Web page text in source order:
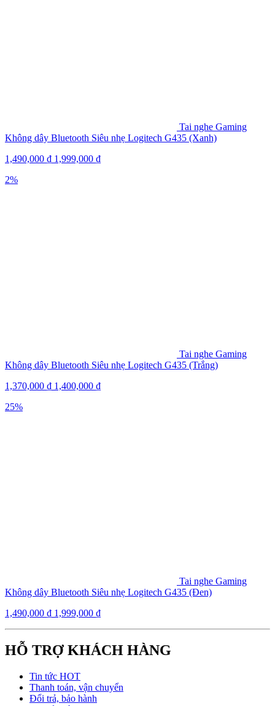
Tai nghe Gaming
Không dây Bluetooth Siêu nhẹ Logitech G435 (Xanh)
1,490,000 ₫ 1,999,000 ₫
2%
Tai nghe Gaming
Không dây Bluetooth Siêu nhẹ Logitech G435 (Trắng)
1,370,000 ₫ 1,400,000 ₫
25%
Tai nghe Gaming
Không dây Bluetooth Siêu nhẹ Logitech G435 (Đen)
1,490,000 ₫ 1,999,000 ₫
HỖ TRỢ KHÁCH HÀNG
Tin tức HOT
Thanh toán, vận chuyển
Đổi trả, bảo hành